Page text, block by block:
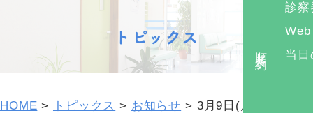
施設基準一覧
院内感染防止対策
循環器内科
小児科
生活習慣病
花粉症、アレルギー
特定健診
胃内視鏡検査・胃がんリスク検診
トピックス
HOME > トピックス > お知らせ > 3月9日(月)、10日
診察
当